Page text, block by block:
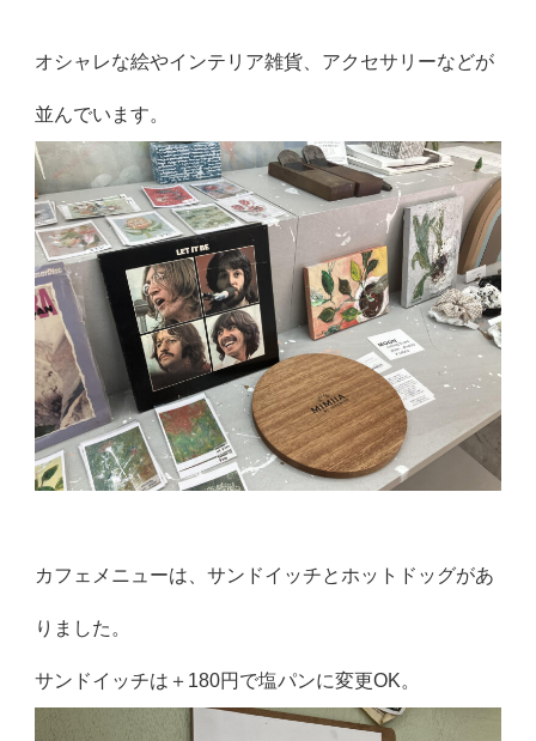
オシャレな絵やインテリア雑貨、アクセサリーなどが
並んでいます。
カフェメニューは、サンドイッチとホットドッグがあ
りました。
サンドイッチは＋180円で塩パンに変更OK。